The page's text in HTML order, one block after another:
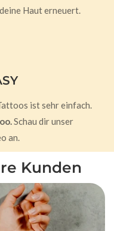
Haut erneuert.
ist sehr einfach.
Schau dir unser
an.
Kunden